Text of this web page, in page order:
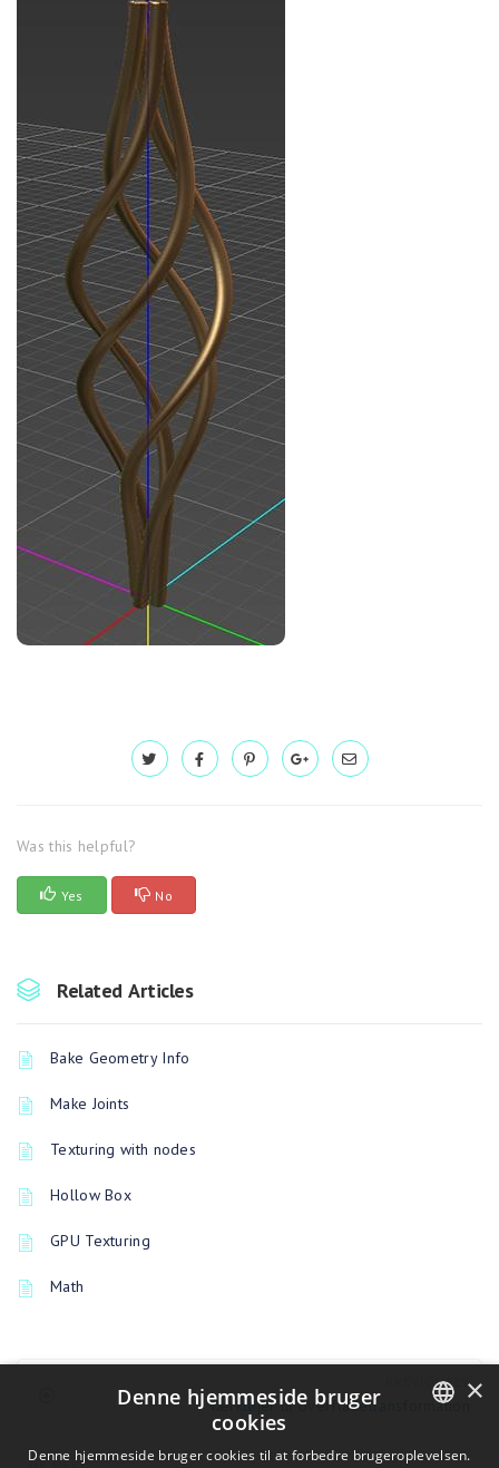
Was this helpful?
Yes No
Related Articles
Bake Geometry Info
Make Joints
Texturing with nodes
Hollow Box
GPU Texturing
Math
PREVIOUSLY
Værktøjer til overfladetransformation
ENGLISH
×
Denne hjemmeside bruger
cookies
Denne hjemmeside bruger cookies til at forbedre brugeroplevelsen.